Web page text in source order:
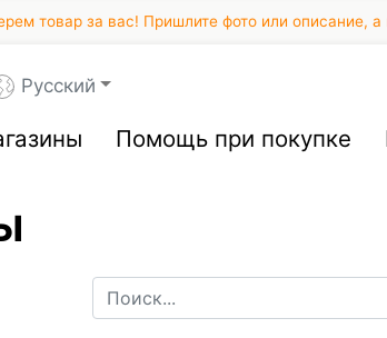
товар за вас! Пришлите фото или описание,
Русский
Помощь при покупке